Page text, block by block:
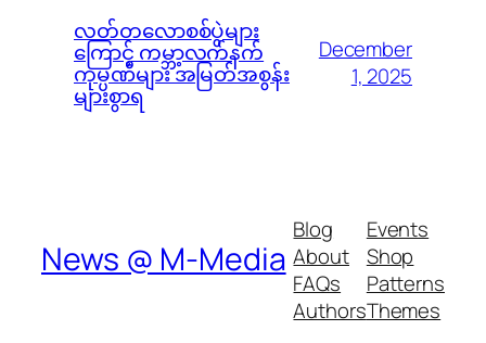
လတ်တလောစစ်ပွဲများ
ကြောင့် ကမ္ဘာ့လက်နက်
ကုမ္ပဏီများ အမြတ်အစွန်း
များစွာရ
December
1, 2025
News @ M-Media
Blog
About
FAQs
Authors
Events
Shop
Patterns
Themes